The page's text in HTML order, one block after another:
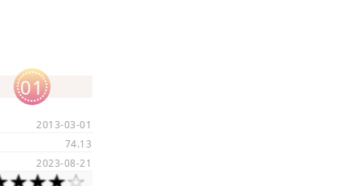
01
2013-03-01
74.13
2023-08-21